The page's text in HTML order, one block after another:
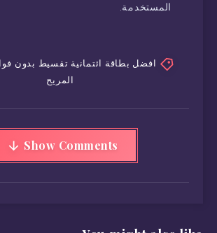
المستخدمة.
افضل بطاقة ائتمانية تقسيط بدون
المريح
Show Comments